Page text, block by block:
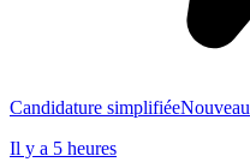
Candidature simplifiéeNouveau
Il y a 5 heures